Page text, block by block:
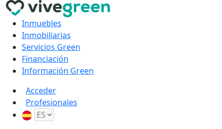
Inmuebles
Inmobiliarias
Servicios Green
Financiación
Información Green
Acceder
Profesionales